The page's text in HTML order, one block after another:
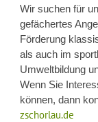
Wir suchen für
gefächertes
Förderung
als auch im
Umweltbildung
Wenn Sie
können, dann
zschorlau.de